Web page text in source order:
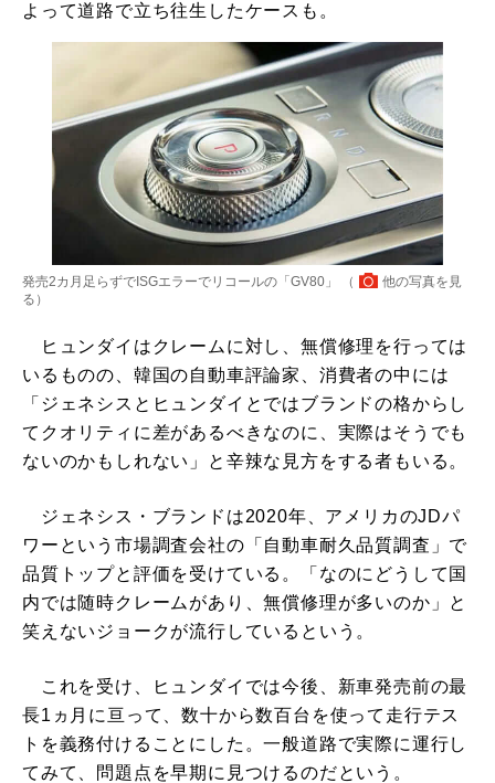
よって道路で立ち往生したケースも。
発売2カ月足らずでISGエラーでリコールの「GV80」 （
他の写真を見
る ）
ヒュンダイはクレームに対し、無償修理を行っては
いるものの、韓国の自動車評論家、消費者の中には
「ジェネシスとヒュンダイとではブランドの格からし
てクオリティに差があるべきなのに、実際はそうでも
ないのかもしれない」と辛辣な見方をする者もいる。
ジェネシス・ブランドは2020年、アメリカのJDパ
ワーという市場調査会社の「自動車耐久品質調査」で
品質トップと評価を受けている。「なのにどうして国
内では随時クレームがあり、無償修理が多いのか」と
笑えないジョークが流行しているという。
これを受け、ヒュンダイでは今後、新車発売前の最
長1ヵ月に亘って、数十から数百台を使って走行テス
トを義務付けることにした。一般道路で実際に運行し
てみて、問題点を早期に見つけるのだという。